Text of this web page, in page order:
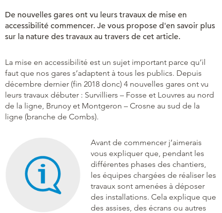
De nouvelles gares ont vu leurs travaux de mise en
accessibilité commencer. Je vous propose d'en savoir plus
sur la nature des travaux au travers de cet article.
La mise en accessibilité est un sujet important parce qu’il
faut que nos gares s’adaptent à tous les publics. Depuis
décembre dernier (fin 2018 donc) 4 nouvelles gares ont vu
leurs travaux débuter : Survilliers – Fosse et Louvres au nord
de la ligne, Brunoy et Montgeron – Crosne au sud de la
ligne (branche de Combs).
Avant de commencer j’aimerais
vous expliquer que, pendant les
différentes phases des chantiers,
les équipes chargées de réaliser les
travaux sont amenées à déposer
des installations. Cela explique que
des assises, des écrans ou autres